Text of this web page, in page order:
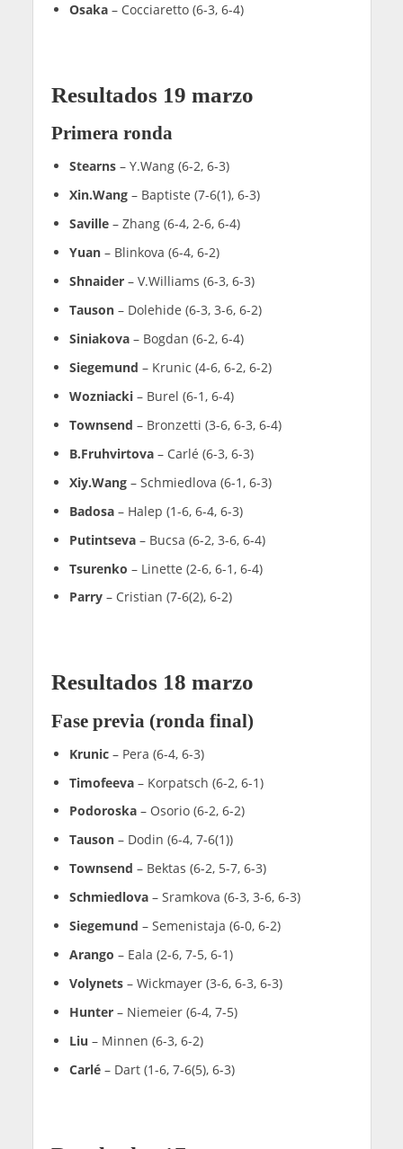
Osaka– Cocciaretto (6-3, 6-4)
Resultados 19 marzo
Primera ronda
Stearns– Y.Wang (6-2, 6-3)
Xin.Wang– Baptiste (7-6(1), 6-3)
Saville– Zhang (6-4, 2-6, 6-4)
Yuan– Blinkova (6-4, 6-2)
Shnaider– V.Williams (6-3, 6-3)
Tauson– Dolehide (6-3, 3-6, 6-2)
Siniakova– Bogdan (6-2, 6-4)
Siegemund – Krunic (4-6, 6-2, 6-2)
Wozniacki– Burel (6-1, 6-4)
Townsend – Bronzetti (3-6, 6-3, 6-4)
B.Fruhvirtova– Carlé (6-3, 6-3)
Xiy.Wang– Schmiedlova (6-1, 6-3)
Badosa– Halep (1-6, 6-4, 6-3)
Putintseva– Bucsa (6-2, 3-6, 6-4)
Tsurenko – Linette (2-6, 6-1, 6-4)
Parry– Cristian (7-6(2), 6-2)
Resultados 18 marzo
Fase previa (ronda final)
Krunic– Pera (6-4, 6-3)
Timofeeva– Korpatsch (6-2, 6-1)
Podoroska– Osorio (6-2, 6-2)
Tauson– Dodin (6-4, 7-6(1))
Townsend – Bektas (6-2, 5-7, 6-3)
Schmiedlova– Sramkova (6-3, 3-6, 6-3)
Siegemund – Semenistaja (6-0, 6-2)
Arango – Eala (2-6, 7-5, 6-1)
Volynets– Wickmayer (3-6, 6-3, 6-3)
Hunter– Niemeier (6-4, 7-5)
Liu – Minnen (6-3, 6-2)
Carlé– Dart (1-6, 7-6(5), 6-3)